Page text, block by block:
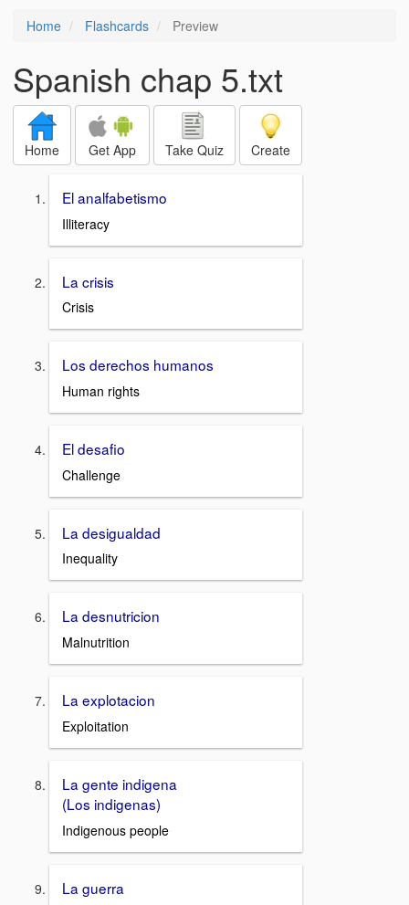
Home Flashcards Preview
Spanish chap 5.txt
Home Get App Take Quiz Create
El analfabetismo
Illiteracy
La crisis
Crisis
Los derechos humanos
Human rights
El desafio
Challenge
La desigualdad
Inequality
La desnutricion
Malnutrition
La explotacion
Exploitation
La gente indigena
(Los indigenas)
Indigenous people
La guerra